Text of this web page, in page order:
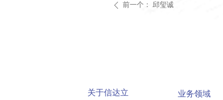
ꄴ 前一个： 邱玺诚
关于信达立 业务领域